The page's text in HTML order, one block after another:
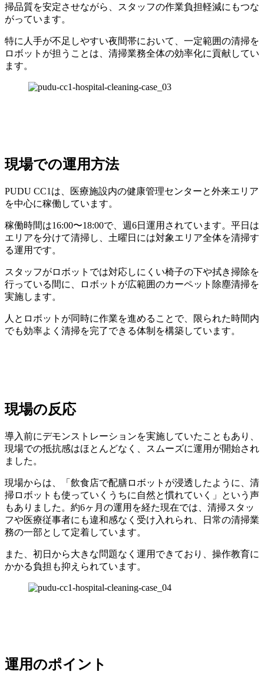
掃品質を安定させながら、スタッフの作業負担軽減にもつな
がっています。
特に人手が不足しやすい夜間帯において、一定範囲の清掃を
ロボットが担うことは、清掃業務全体の効率化に貢献してい
ます。
現場での運用方法
PUDU CC1は、医療施設内の健康管理センターと外来エリア
を中心に稼働しています。
稼働時間は16:00〜18:00で、週6日運用されています。平日は
エリアを分けて清掃し、土曜日には対象エリア全体を清掃す
る運用です。
スタッフがロボットでは対応しにくい椅子の下や拭き掃除を
行っている間に、ロボットが広範囲のカーペット除塵清掃を
実施します。
人とロボットが同時に作業を進めることで、限られた時間内
でも効率よく清掃を完了できる体制を構築しています。
現場の反応
導入前にデモンストレーションを実施していたこともあり、
現場での抵抗感はほとんどなく、スムーズに運用が開始され
ました。
現場からは、「飲食店で配膳ロボットが浸透したように、清
掃ロボットも使っていくうちに自然と慣れていく」という声
もありました。約6ヶ月の運用を経た現在では、清掃スタッ
フや医療従事者にも違和感なく受け入れられ、日常の清掃業
務の一部として定着しています。
また、初日から大きな問題なく運用できており、操作教育に
かかる負担も抑えられています。
運用のポイント